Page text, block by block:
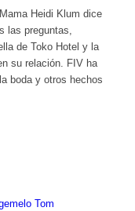
Heidi Klum dice
las preguntas,
de Toko Hotel y la
su relación. FIV ha
boda y otros hechos
Tom